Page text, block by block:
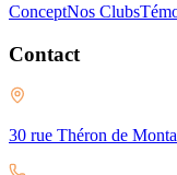
ConceptNos Clubs
Contact
30 rue Théron de